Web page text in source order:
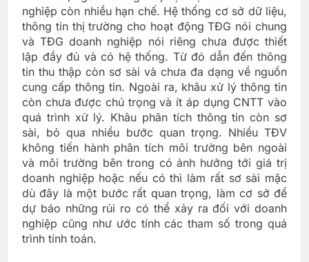
nghiệp còn nhiều hạn chế. Hệ thống cơ sở dữ liệu,
thông tin thị trường cho hoạt động TĐG nói chung
và TĐG doanh nghiệp nói riêng chưa được thiết
lập đầy đủ và có hệ thống. Từ đó dẫn đến thông
tin thu thập còn sơ sài và chưa đa dạng về nguồn
cung cấp thông tin. Ngoài ra, khâu xử lý thông tin
còn chưa được chú trọng và ít áp dụng CNTT vào
quá trình xử lý. Khâu phân tích thông tin còn sơ
sài, bỏ qua nhiều bước quan trọng. Nhiều TĐV
không tiến hành phân tích môi trường bên ngoài
và môi trường bên trong có ảnh hưởng tới giá trị
doanh nghiệp hoặc nếu có thì làm rất sơ sài mặc
dù đây là một bước rất quan trọng, làm cơ sở để
dự báo những rủi ro có thể xảy ra đối với doanh
nghiệp cũng như ước tính các tham số trong quá
trình tính toán.